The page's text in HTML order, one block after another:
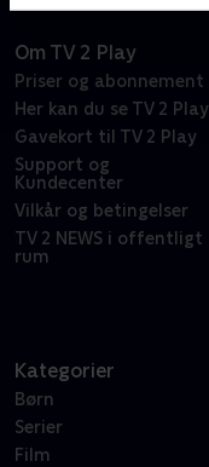
Om TV 2 Play
Priser og abonnement
Her kan du se TV 2 Play
Gavekort til TV 2 Play
Support og
Kundecenter
Vilkår og betingelser
TV 2 NEWS i offentligt
rum
Kategorier
Børn
Serier
Film